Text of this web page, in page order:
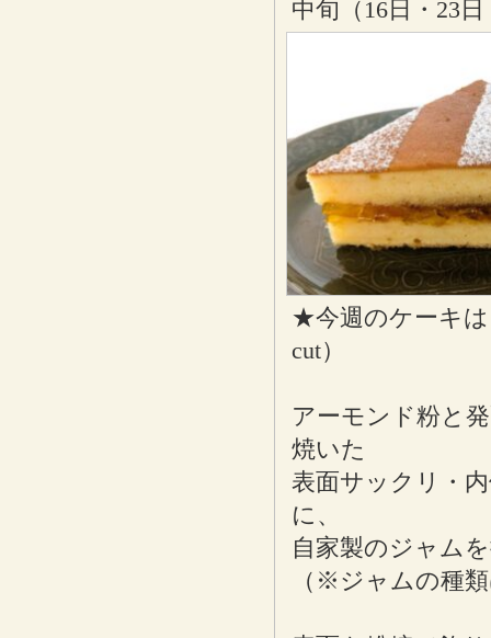
中旬（16日・23
★今週のケーキは
cut）
アーモンド粉と
焼いた
表面サックリ・
に、
自家製のジャム
（※ジャムの種